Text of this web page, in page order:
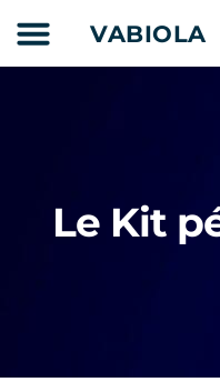
au
VABIOLA
Le Kit